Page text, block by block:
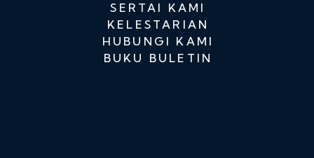
SERTAI KAMI
KELESTARIAN
HUBUNGI KAMI
BUKU BULETIN